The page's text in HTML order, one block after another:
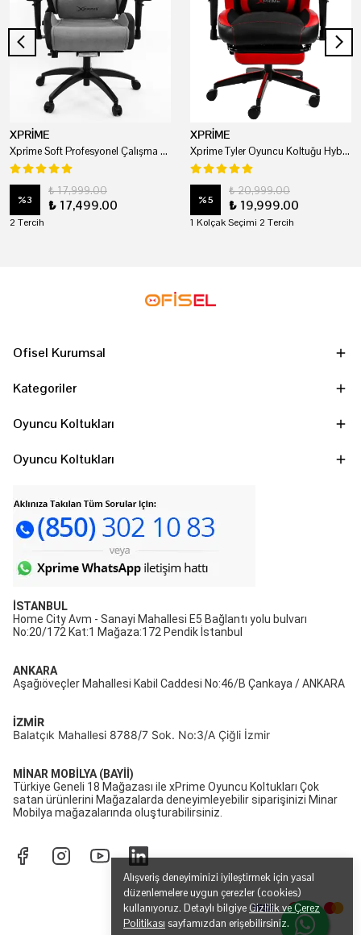
Alışveriş deneyiminizi iyileştirmek için yasal
düzenlemelere uygun çerezler (cookies)
kullanıyoruz. Detaylı bilgiye Gizlilik ve Çerez
Politikası sayfamızdan erişebilirsiniz.
XPRİME
Xprime Soft Profesyonel Çalışma Ve Oyuncu Koltuğu
%3
₺ 17,999.00
₺ 17,499.00
2 Tercih
XPRİME
Xprime Tyler Oyuncu Koltuğu Hybrid Kumaş Kırmızı
%5
₺ 20,999.00
₺ 19,999.00
1 Kolçak Seçimi 2 Tercih
Ofisel Kurumsal
Kategoriler
Oyuncu Koltukları
Oyuncu Koltukları
İSTANBUL
Home City Avm - Sanayi Mahallesi E5 Bağlantı yolu bulvarı
No:20/172 Kat:1 Mağaza:172 Pendik İstanbul
ANKARA
Aşağıöveçler Mahallesi Kabil Caddesi No:46/B Çankaya / ANKARA
İZMİR
Balatçık Mahallesi 8788/7 Sok. No:3/A Çiğli İzmir
MİNAR MOBİLYA (BAYİİ)
Türkiye Geneli 18 Mağazası ile xPrime Oyuncu Koltukları Çok
satan ürünlerini Mağazalarda deneyimleyebilir siparişinizi Minar
Mobilya mağazalarında oluşturabilirsiniz.